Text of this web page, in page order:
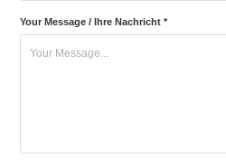
Your Message / Ihre Nachricht *